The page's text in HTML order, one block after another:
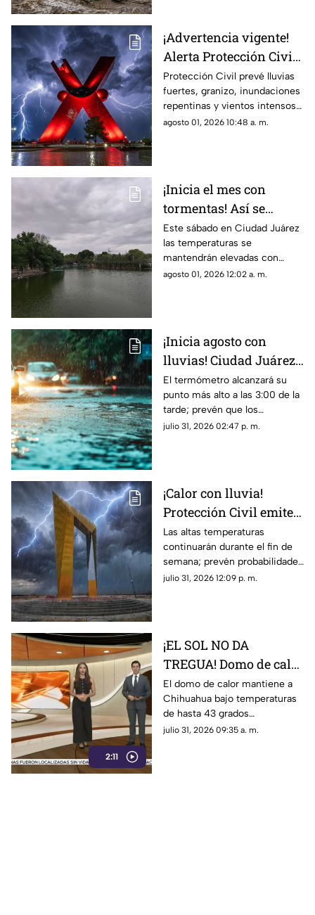
¡Advertencia vigente!
Alerta Protección Civil
por tormentas y posible
caída de granizo este
sábado
Protección Civil prevé lluvias
fuertes, granizo, inundaciones
repentinas y vientos intensos
desde el mediodía de este
agosto 01, 2026 10:48 a. m.
¡Inicia el mes con
tormentas! Así se
espera el clima para
hoy, 1 de agosto en
Ciudad Juárez
Este sábado en Ciudad Juárez
las temperaturas se
mantendrán elevadas con
cerca de 40 grados y
agosto 01, 2026 12:02 a. m.
¡Inicia agosto con
lluvias! Ciudad Juárez
empieza este mes con
temperaturas de hasta
39°C y probabilidad de
TORMENTAS
El termómetro alcanzará su
punto más alto a las 3:00 de la
tarde; prevén que los
chubascos y tormentas se
julio 31, 2026 02:47 p. m.
¡Calor con lluvia!
Protección Civil emite
alerta preventiva por
calor extremo y
posibles tormentas
HOY en Ciudad Juárez
Las altas temperaturas
continuarán durante el fin de
semana; prevén probabilidades
de lluvia de hasta un 40 por
julio 31, 2026 12:09 p. m.
2:11
¡EL SOL NO DA
TREGUA! Domo de calor
dispara el termómetro
hasta los 43 grados y
pone vidas en riesgo
El domo de calor mantiene a
Chihuahua bajo temperaturas
de hasta 43 grados
centígrados, aumentando el
julio 31, 2026 09:35 a. m.